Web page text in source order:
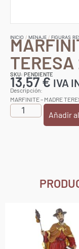
INICIO / MENAJE / FIGURAS
TERESA
SKU: PENDIENTE
13,57€ IVA
Descripción:
MARFINITE – MADRE
Añadir